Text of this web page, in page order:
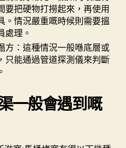
要把硬物打撈起來，再使用
。情況嚴重嘅時候則需要搵
處理。
方：這種情況一般喺底層或
，只能通過管道探測儀來判斷
一般會遇到嘅